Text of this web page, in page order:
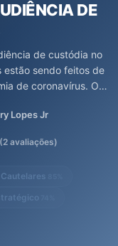
DE
de custódia no
estão sendo feitos de
de coronavírus. Os
que favoreçam
cuidadosa da
sit...
Lopes Jr
avaliações)